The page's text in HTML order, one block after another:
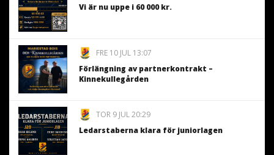
Vi är nu uppe i 60 000 kr.
FRE 10 JUL 13:07
Förlängning av partnerkontrakt –
Kinnekullegården
TOR 9 JUL 20:29
Ledarstaberna klara för juniorlagen